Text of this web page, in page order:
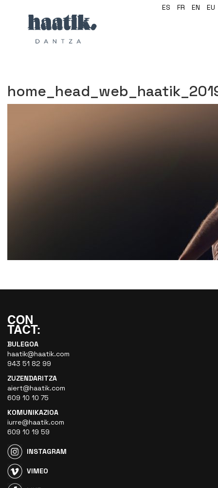
ES FR EN EU
BULEGOA
haatik@haatik.com
943 51 82 99
ZUZENDARITZA
aiert@haatik.com
609 10 10 75
KOMUNIKAZIOA
iurre@haatik.com
609 10 19 59
INSTAGRAM
VIMEO